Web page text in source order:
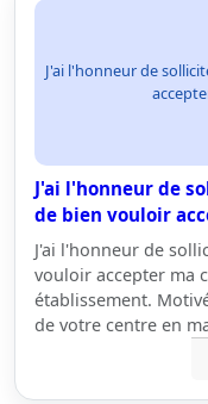
J'ai l'honneur de
J'ai l'honneur de
de bien vouloir
J'ai l'honneur de
vouloir accepter ma
établissement.
de votre centre en